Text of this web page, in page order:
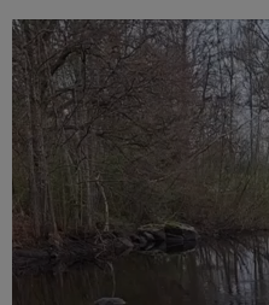
Videospelare